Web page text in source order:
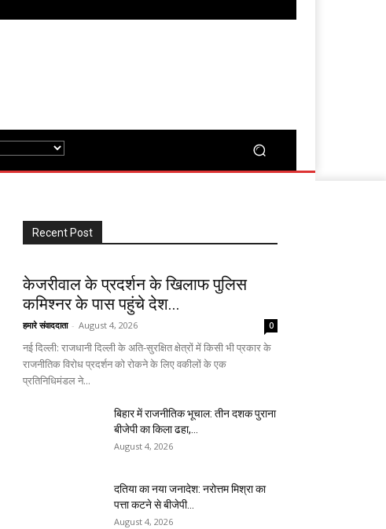
Recent Post
केजरीवाल के प्रदर्शन के खिलाफ पुलिस
कमिश्नर के पास पहुंचे देश...
हमारे संवाददाता - August 4, 2026 0
नई दिल्ली: राजधानी दिल्ली के अति-सुरक्षित क्षेत्रों में किसी भी प्रकार के
राजनीतिक विरोध प्रदर्शन को रोकने के लिए वकीलों के एक
प्रतिनिधिमंडल ने...
बिहार में राजनीतिक भूचाल: तीन दशक पुराना
बीजेपी का किला ढहा,...
August 4, 2026
दतिया का नया जनादेश: नरोत्तम मिश्रा का
पत्ता कटने से बीजेपी...
August 4, 2026